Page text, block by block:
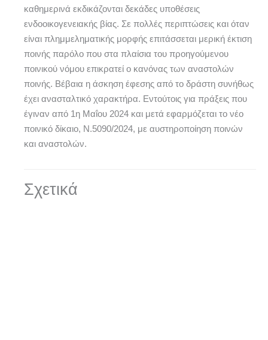
καθημερινά εκδικάζονται δεκάδες υποθέσεις
ενδοοικογενειακής βίας. Σε πολλές περιπτώσεις και όταν
είναι πλημμεληματικής μορφής επιτάσσεται μερική έκτιση
ποινής παρόλο που στα πλαίσια του προηγούμενου
ποινικού νόμου επικρατεί ο κανόνας των αναστολών
ποινής. Βέβαια η άσκηση έφεσης από το δράστη συνήθως
έχει ανασταλτικό χαρακτήρα. Εντούτοις για πράξεις που
έγιναν από 1η Μαΐου 2024 και μετά εφαρμόζεται το νέο
ποινικό δίκαιο, Ν.5090/2024, με αυστηροποίηση ποινών
και αναστολών.
Σχετικά